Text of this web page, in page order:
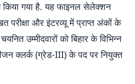
किया गया है. यह फाइनल सेलेक्शन
परीक्षा और इंटरव्यू में प्राप्त अंकों के
उम्मीदवारों को बिहार के विभिन्न
क्लर्क (ग्रेड-III) के पद पर नियुक्त